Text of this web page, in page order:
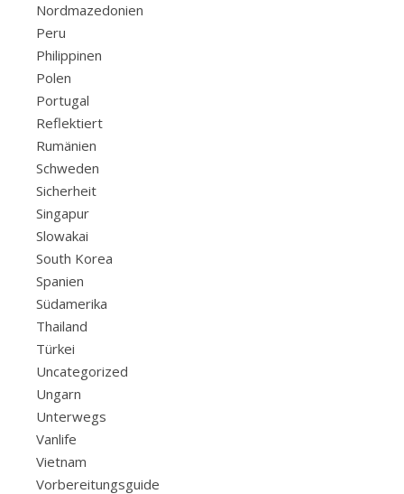
Nordmazedonien
Peru
Philippinen
Polen
Portugal
Reflektiert
Rumänien
Schweden
Sicherheit
Singapur
Slowakai
South Korea
Spanien
Südamerika
Thailand
Türkei
Uncategorized
Ungarn
Unterwegs
Vanlife
Vietnam
Vorbereitungsguide